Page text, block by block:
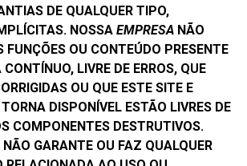
DE QUALQUER TIPO,
NOSSA EMPRESA NÃO
FUNÇÕES OU CONTEÚDO PRESENTE
LIVRE DE ERROS, QUE
OU QUE ESTE SITE E
DISPONÍVEL ESTÃO LIVRES DE
COMPONENTES DESTRUTIVOS.
NÃO GARANTE OU FAZ QUALQUER